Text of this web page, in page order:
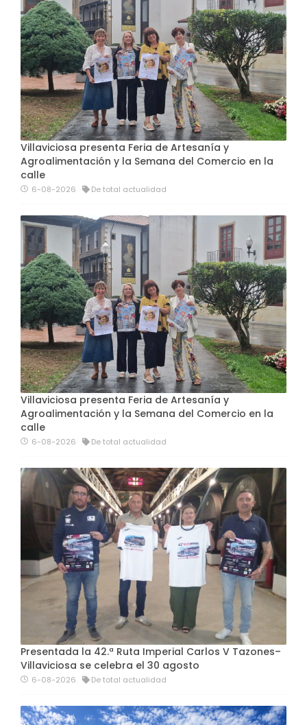
Villaviciosa presenta Feria de Artesanía y
Agroalimentación y la Semana del Comercio en la
calle
6-08-2026 De total actualidad
Villaviciosa presenta Feria de Artesanía y
Agroalimentación y la Semana del Comercio en la
calle
6-08-2026 De total actualidad
Presentada la 42.ª Ruta Imperial Carlos V Tazones–
Villaviciosa se celebra el 30 agosto
6-08-2026 De total actualidad